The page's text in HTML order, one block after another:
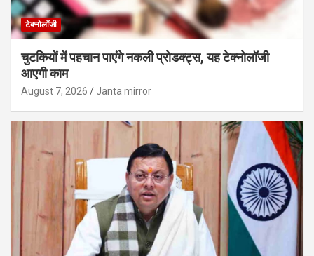
टेक्नोलॉजी
चुटकियों में पहचान पाएंगे नकली प्रोडक्ट्स, यह टेक्नोलॉजी
आएगी काम
August 7, 2026 Janta mirror